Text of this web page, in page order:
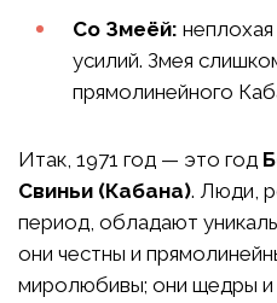
Со Змеёй:
усилий. Змея
прямолинейного
Итак, 1971 год — это год
Свиньи (Кабана). Люди,
период, обладают
они честны и
миролюбивы; они щедры и